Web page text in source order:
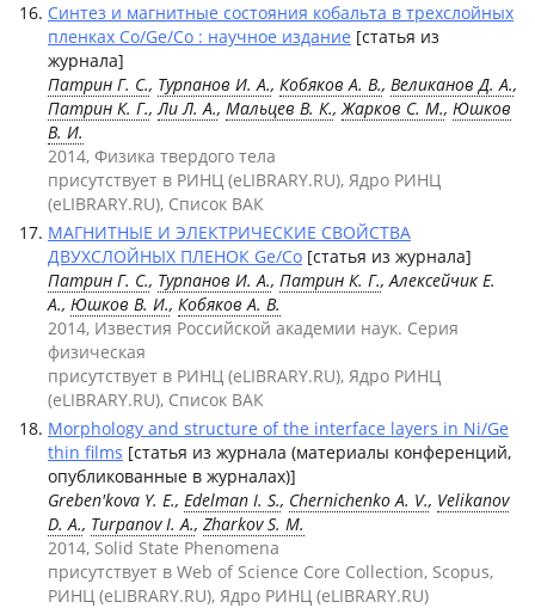
Синтез и магнитные состояния кобальта в трехслойных
пленках Co/Ge/Co : научное издание [статья из
журнала]
Патрин Г. С., Турпанов И. А., Кобяков А. В., Великанов Д. А.,
Патрин К. Г.,Ли Л. А., Мальцев В. К.,Жарков С. М., Юшков
В. И.
2014, Физика твердого тела
присутствует в РИНЦ (eLIBRARY.RU), Ядро РИНЦ
(eLIBRARY.RU), Список ВАК
МАГНИТНЫЕ И ЭЛЕКТРИЧЕСКИЕ СВОЙСТВА
ДВУХСЛОЙНЫХ ПЛЕНОК Ge/Co [статья из журнала]
Патрин Г. С., Турпанов И. А., Патрин К. Г., Алексейчик Е.
А., Юшков В. И., Кобяков А. В.
2014, Известия Российской академии наук. Серия
физическая
присутствует в РИНЦ (eLIBRARY.RU), Ядро РИНЦ
(eLIBRARY.RU), Список ВАК
Morphology and structure of the interface layers in Ni/Ge
thin films [статья из журнала (материалы конференций,
опубликованные в журналах)]
Greben'kova Y. E., Edelman I. S., Chernichenko A. V., Velikanov
D. A., Turpanov I. A., Zharkov S. M.
2014, Solid State Phenomena
присутствует в Web of Science Core Collection, Scopus,
РИНЦ (eLIBRARY.RU), Ядро РИНЦ (eLIBRARY.RU)